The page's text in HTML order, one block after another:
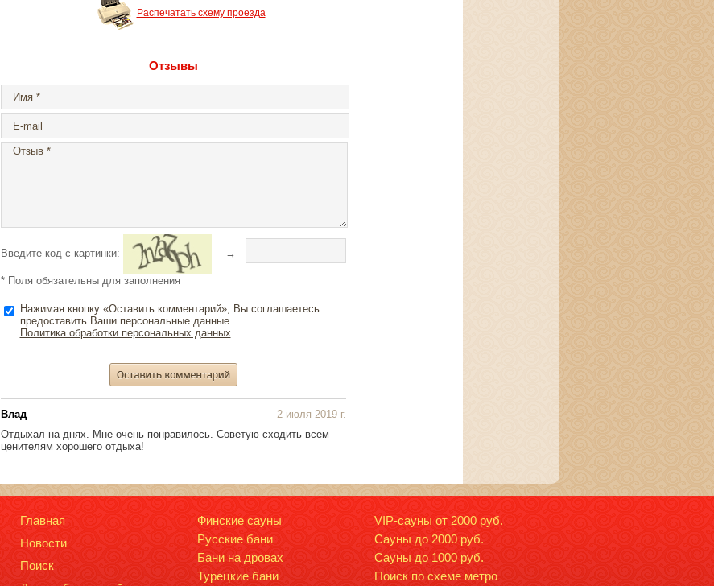
Распечатать схему проезда
Отзывы
Введите код с картинки: →
* Поля обязательны для заполнения
Нажимая кнопку «Оставить комментарий», Вы соглашаетесь
предоставить Ваши персональные данные.
Политика обработки персональных данных
2 июля 2019 г.
Влад
Отдыхал на днях. Мне очень понравилось. Советую сходить всем
ценителям хорошего отдыха!
Главная
Новости
Поиск
Финские сауны
Русские бани
Бани на дровах
Турецкие бани
VIP-сауны от 2000 руб.
Сауны до 2000 руб.
Сауны до 1000 руб.
Поиск по схеме метро